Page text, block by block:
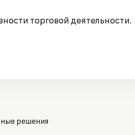
торговой деятельности.
решения